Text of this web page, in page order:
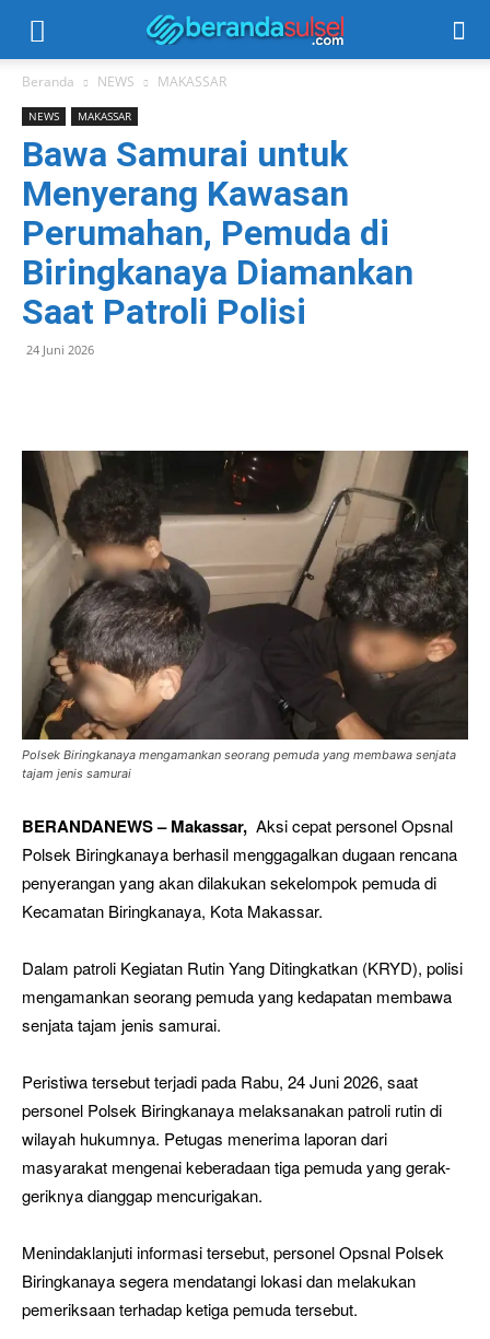
Beranda NEWS MAKASSAR
NEWS MAKASSAR
Bawa Samurai untuk
Menyerang Kawasan
Perumahan, Pemuda di
Biringkanaya Diamankan
Saat Patroli Polisi
24 Juni 2026
Polsek Biringkanaya mengamankan seorang pemuda yang membawa senjata
tajam jenis samurai
BERANDANEWS – Makassar, Aksi cepat personel Opsnal
Polsek Biringkanaya berhasil menggagalkan dugaan rencana
penyerangan yang akan dilakukan sekelompok pemuda di
Kecamatan Biringkanaya, Kota Makassar.
Dalam patroli Kegiatan Rutin Yang Ditingkatkan (KRYD), polisi
mengamankan seorang pemuda yang kedapatan membawa
senjata tajam jenis samurai.
Peristiwa tersebut terjadi pada Rabu, 24 Juni 2026, saat
personel Polsek Biringkanaya melaksanakan patroli rutin di
wilayah hukumnya. Petugas menerima laporan dari
masyarakat mengenai keberadaan tiga pemuda yang gerak-
geriknya dianggap mencurigakan.
Menindaklanjuti informasi tersebut, personel Opsnal Polsek
Biringkanaya segera mendatangi lokasi dan melakukan
pemeriksaan terhadap ketiga pemuda tersebut.